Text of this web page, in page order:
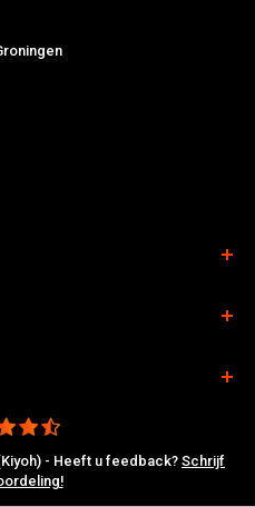
- Heeft u feedback? Schrijf